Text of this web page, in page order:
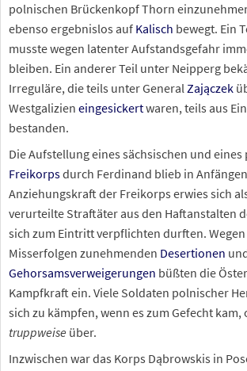
polnischen Brückenkopf Thorn
ebenso ergebnislos auf Kalisch bewegt. Ein
musste wegen latenter Aufstandsgefahr
bleiben. Ein anderer Teil unter Neipperg
Irreguläre, die teils unter GeneralZajączek
Westgalizien eingesickertwaren, teils aus
bestanden.
Die Aufstellung eines sächsischen und
Freikorpsdurch Ferdinand blieb in
Anziehungskraft der Freikorps erwies sich
verurteilte Straftäter aus den Haftanstalten
sich zum Eintritt verpflichten durften.
Misserfolgen zunehmenden Desertionen
Gehorsamsverweigerungen büßten die
Kampfkraft ein. Viele Soldaten polnischer
sich zu kämpfen, wenn es zum Gefecht kam,
truppweise über.
Inzwischen war das Korps Dąbrowskis in